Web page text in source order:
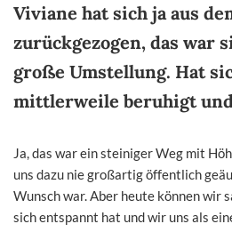
Viviane hat sich ja aus
zurückgezogen, das war
große Umstellung. Hat
mittlerweile beruhigt
Ja, das war ein steiniger Weg mit
uns dazu nie großartig öffentlich
Wunsch war. Aber heute können wir
sich entspannt hat und wir uns als